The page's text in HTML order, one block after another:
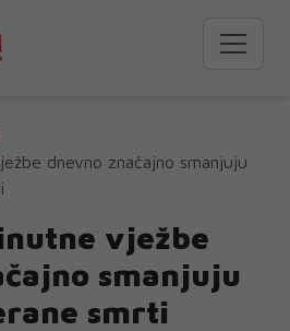
dnevno značajno smanjuju
vježbe
smanjuju
smrti